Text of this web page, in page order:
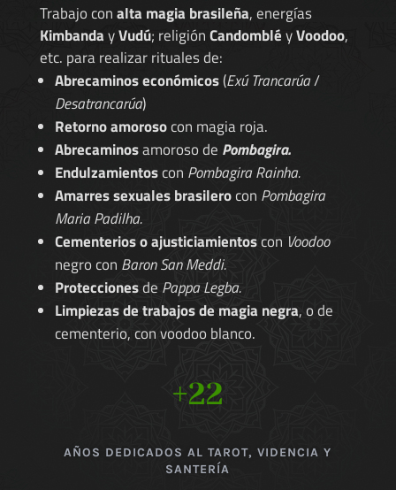
Trabajo conalta magia brasileña, energías
KimbandayVudú; religiónCandombléyVoodoo,
etc. para realizar rituales de:
Abrecaminos económicos(Exú Trancarúa/
Desatrancarúa)
Retorno amorosocon magia roja.
Abrecaminosamoroso de Pombagira.
Endulzamientoscon Pombagira Rainha.
Amarres sexuales brasilerocon Pombagira
Maria Padilha.
Cementerios o ajusticiamientoscon Voodoo
negro con Baron San Meddi.
Proteccionesde Pappa Legba.
Limpiezas de trabajos de magia negra, o de
cementerio, con voodoo blanco.
+22
AÑOS DEDICADOS AL TAROT, VIDENCIA Y
SANTERÍA